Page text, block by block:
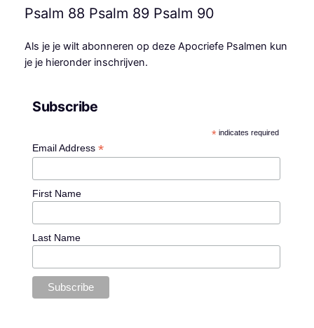
Psalm 88 Psalm 89 Psalm 90
Als je je wilt abonneren op deze Apocriefe Psalmen kun
je je hieronder inschrijven.
Subscribe
* indicates required
Email Address*
First Name
Last Name